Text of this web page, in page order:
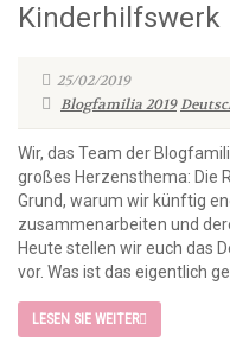
Kinderhilfswerk
25/02/2019
Blogfamilia 2019
Wir, das Team der
großes Herzensthema: Die
Grund, warum wir künftig
zusammenarbeiten und
Heute stellen wir euch das
vor. Was ist das eigentlich
LESEN SIE WEITER